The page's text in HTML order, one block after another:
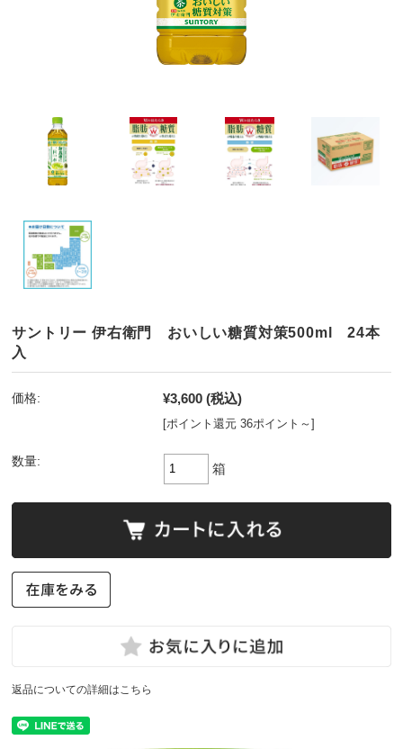
サントリー 伊右衛門 おいしい糖質対策500ml 24本
入
価格: ¥3,600 (税込)
[ポイント還元 36ポイント～]
数量: 箱
返品についての詳細はこちら